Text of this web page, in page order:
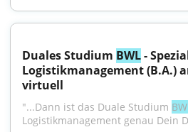
Duales Studium BWL -
Logistikmanagement (B.A.)
virtuell
"...Dann ist das Duale Studium
Logistikmanagement genau Dein